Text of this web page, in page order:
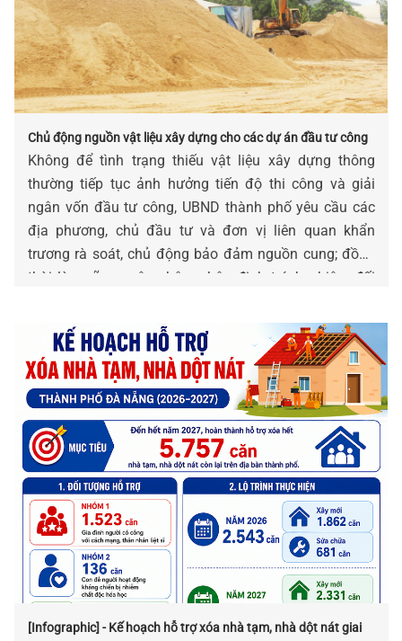
Chủ động nguồn vật liệu xây dựng cho các dự án đầu tư công
Không để tình trạng thiếu vật liệu xây dựng thông
thường tiếp tục ảnh hưởng tiến độ thi công và giải
ngân vốn đầu tư công, UBND thành phố yêu cầu các
địa phương, chủ đầu tư và đơn vị liên quan khẩn
trương rà soát, chủ động bảo đảm nguồn cung; đồng
thời làm rõ nguyên nhân, phân định trách nhiệm đối
[Infographic] - Kế hoạch hỗ trợ xóa nhà tạm, nhà dột nát giai